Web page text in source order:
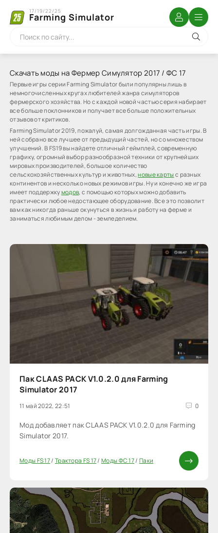
Farming Simulator
17/19/22/25
Скачать моды на Фермер Симулятор 2017 / ФС 17
Первые игры серии Farming Simulator были популярны лишь в
немногочисленных кругах любителей жанра симуляторов
фермерского хозяйства. Но с каждой новой частью серия набирает
все больше поклонников и получает все больше положительных
отзывов от критиков.
Farming Simulator 2019, пожалуй, самая долгожданная часть игры. В
ней собрано все лучшее от предыдущий частей, но со множеством
улучшений. В FS19 вы найдете отличный геймплей, современную
графику, огромный выбор разнообразной техники от крупнейших
мировых производителей, большое количество
сельскохозяйственных культур и животных,новые картыс разных
континентов и несколько новых режимов игры. Ну и конечно же игра
имеет поддержкумодов, с помощью которых можно добавить
практически любое недостающее оборудование. Все это позволит
вам как никогда раньше окунуться в жизнь и работу на ферме и
заниматься любимым делом - земледелием.
Пак CLAAS PACK V1.0.2.0 для Farming
Simulator 2017
11 май 2022, 22:51 0
Мод добавляет пак CLAAS PACK V1.0.2.0 для Farming
Simulator 2017.
Моды FS 17/ Трактора FS 17/Моды ФС 17/ Паки